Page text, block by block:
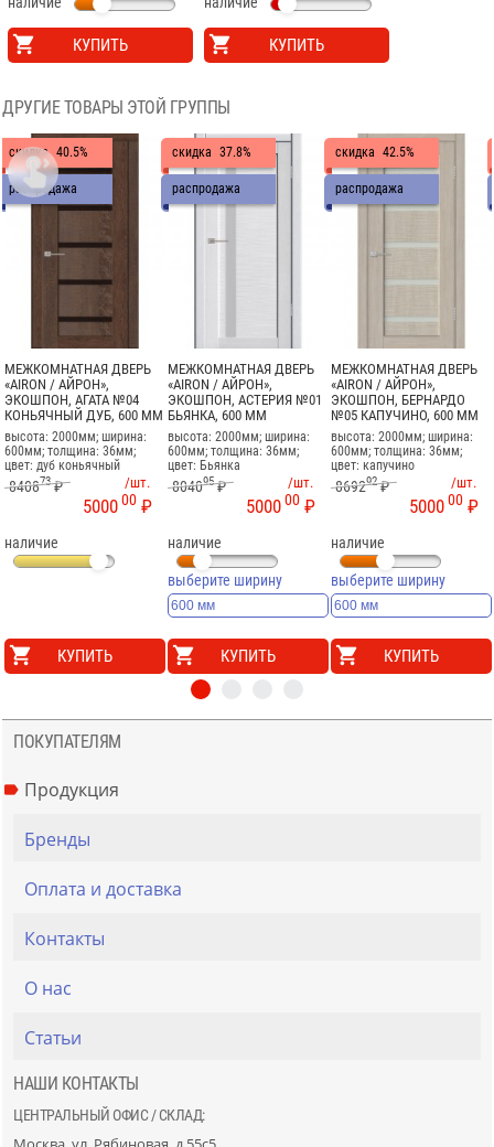
КУПИТЬ КУПИТЬ
ДРУГИЕ ТОВАРЫ ЭТОЙ ГРУППЫ
скидка 40.5%
распродажа
МЕЖКОМНАТНАЯ ДВЕРЬ
«AIRON / АЙРОН»,
ЭКОШПОН, АГАТА №04
КОНЬЯЧНЫЙ ДУБ, 600 ММ
высота: 2000мм; ширина:
600мм; толщина: 36мм;
цвет: дуб коньячный
840873₽ /шт.
500000 ₽
наличие
КУПИТЬ
скидка 37.8%
распродажа
МЕЖКОМНАТНАЯ ДВЕРЬ
«AIRON / АЙРОН»,
ЭКОШПОН, АСТЕРИЯ №01
БЬЯНКА, 600 ММ
высота: 2000мм; ширина:
600мм; толщина: 36мм;
цвет: Бьянка
804095₽ /шт.
500000 ₽
наличие
выберите ширину
КУПИТЬ
скидка 42.5%
распродажа
МЕЖКОМНАТНАЯ ДВЕРЬ
«AIRON / АЙРОН»,
ЭКОШПОН, БЕРНАРДО
№05 КАПУЧИНО, 600 ММ
высота: 2000мм; ширина:
600мм; толщина: 36мм;
цвет: капучино
869292₽ /шт.
500000 ₽
наличие
выберите ширину
КУПИТЬ

ПОКУПАТЕЛЯМ
Продукция
Бренды
Оплата и доставка
Контакты
О нас
Статьи
НАШИ КОНТАКТЫ
ЦЕНТРАЛЬНЫЙ ОФИС / СКЛАД: